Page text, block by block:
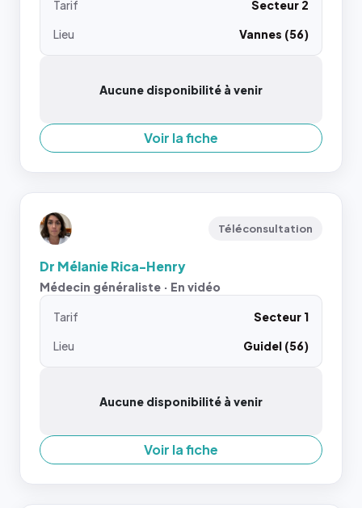
Tarif
Secteur 2
Lieu
Vannes (56)
Aucune disponibilité à venir
Voir la fiche
Téléconsultation
Dr Mélanie Rica-Henry
Médecin généraliste · En vidéo
Tarif
Secteur 1
Lieu
Guidel (56)
Aucune disponibilité à venir
Voir la fiche